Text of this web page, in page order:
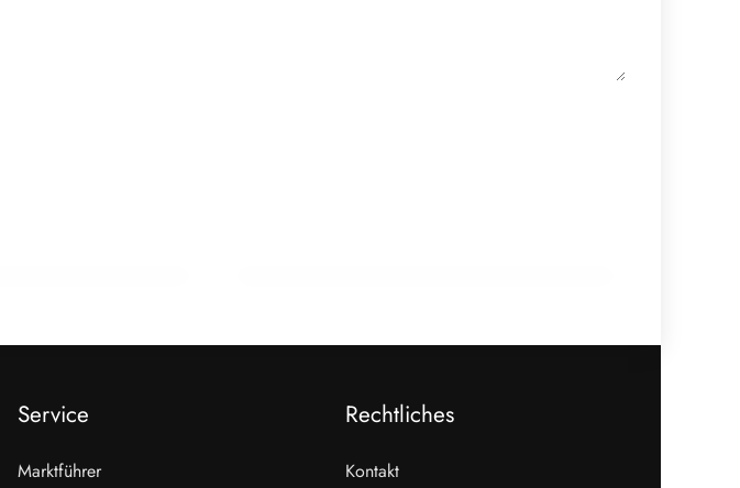
Service
Marktführer
Rechtliches
Kontakt